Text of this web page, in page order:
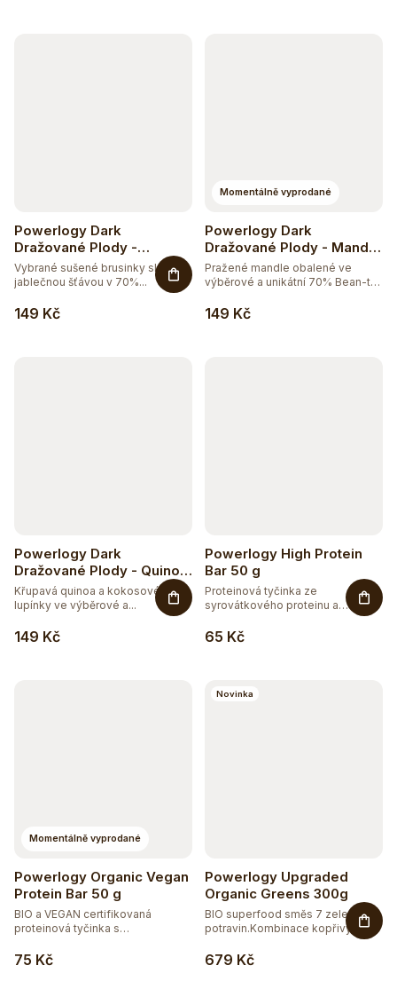
Powerlogy Dark
Dražované Plody -
Brusinky 100 g
149 Kč
Vybrané sušené brusinky slazené
jablečnou šťávou v 70%...
Momentálně vyprodané
Powerlogy Dark
Dražované Plody - Mandle
100 g
149 Kč
Pražené mandle obalené ve
výběrové a unikátní 70% Bean-to-
Powerlogy Dark
Dražované Plody - Quinoa
100 g
149 Kč
Křupavá quinoa a kokosové
lupínky ve výběrové a...
Powerlogy High Protein
Bar 50 g
65 Kč
Proteinová tyčinka ze
syrovátkového proteinu a
Momentálně vyprodané
Powerlogy Organic Vegan
Protein Bar 50 g
75 Kč
BIO a VEGAN certifikovaná
proteinová tyčinka s
Novinka
Powerlogy Upgraded
Organic Greens 300g
679 Kč
BIO superfood směs 7 zelených
potravin.Kombinace kopřivy,...